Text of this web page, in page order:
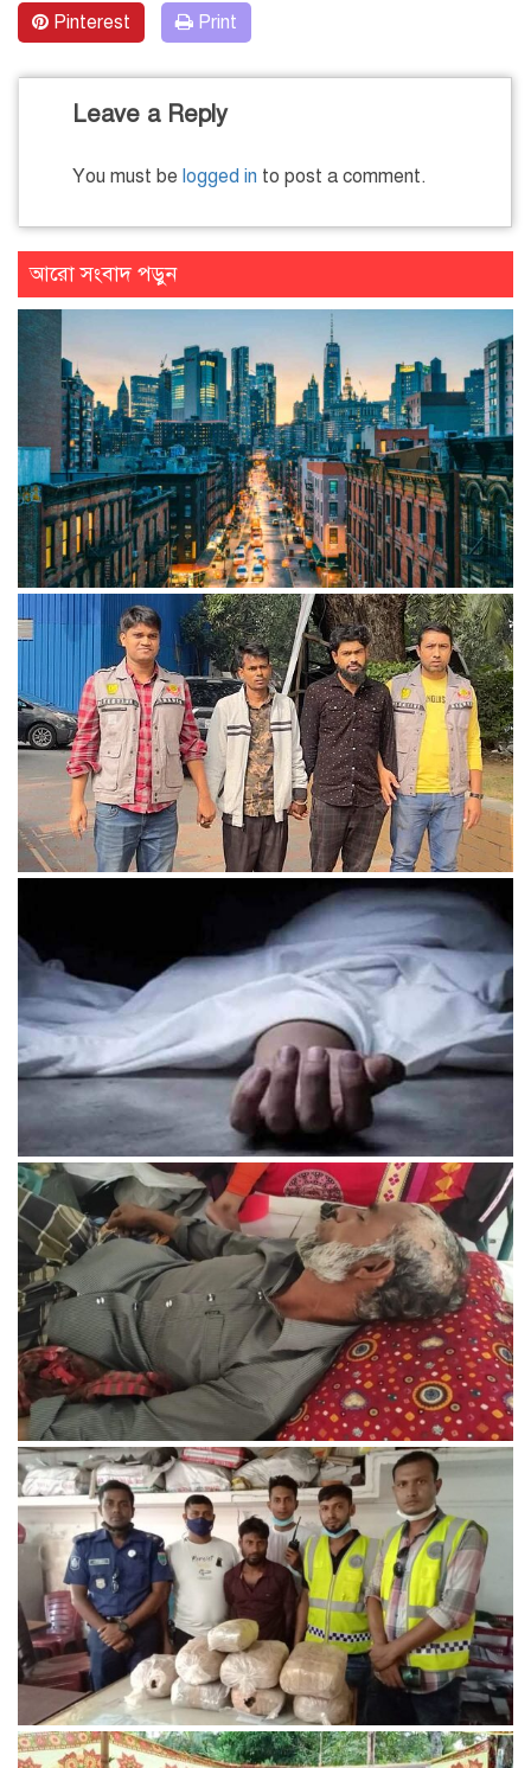
Pinterest Print
Leave a Reply
You must be logged in to post a comment.
আরো সংবাদ পড়ুন
বিশ্বের তৃতীয় ব্যয়বহুল নগরী নিউইয়র্ক সিটি
এটিএম বুথে কৌশল করে কার্ড হাতিয়ে নিতেন, পরে তুলে নিতেন টাকা
অভয়নগরে কুকুর তাড়াতে বড় ভাইয়ের মৃত্যু।
ছাগলে ফসল খাওয়ার প্রতিবাদ করায় কেশবপুরে কৃষক’কে কুপিয়েছে
প্রতিপক্ষ।
বেনাপোল পোর্ট থানা পুলিশের বিশেষ অভিযানে ১৫ কেজি গাঁজাসহ